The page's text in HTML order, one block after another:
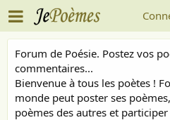
Forum de Poésie. Postez vos
commentaires...
Bienvenue à tous les poètes !
monde peut poster ses
poèmes des autres et